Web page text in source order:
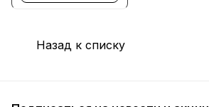
Назад к списку